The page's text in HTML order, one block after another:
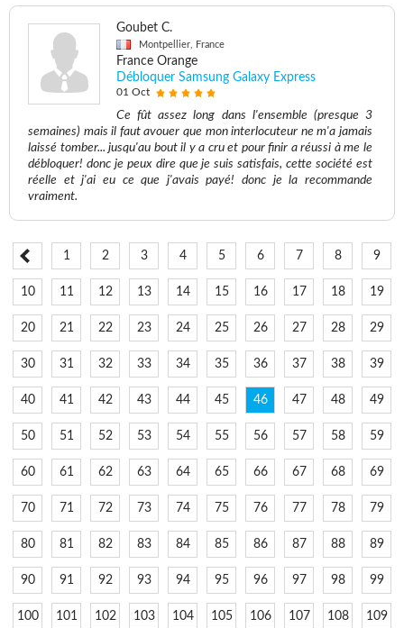
Goubet C.
Montpellier, France
France Orange
Débloquer Samsung Galaxy Express
01 Oct
Ce fût assez long dans l'ensemble (presque 3
semaines) mais il faut avouer que mon interlocuteur ne m'a jamais
laissé tomber... jusqu'au bout il y a cru et pour finir a réussi à me le
débloquer! donc je peux dire que je suis satisfais, cette société est
réelle et j'ai eu ce que j'avais payé! donc je la recommande
vraiment.
1 2 3 4 5 6 7 8 9
10 11 12 13 14 15 16 17 18 19
20 21 22 23 24 25 26 27 28 29
30 31 32 33 34 35 36 37 38 39
40 41 42 43 44 45 46 47 48 49
50 51 52 53 54 55 56 57 58 59
60 61 62 63 64 65 66 67 68 69
70 71 72 73 74 75 76 77 78 79
80 81 82 83 84 85 86 87 88 89
90 91 92 93 94 95 96 97 98 99
100 101 102 103 104 105 106 107 108 109